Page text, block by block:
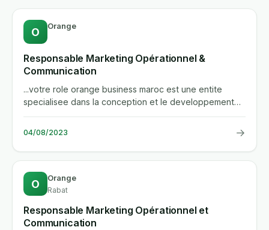
O Orange
Responsable Marketing Opérationnel &
Communication
...votre role orange business maroc est une entite
specialisee dans la conception et le developpement
de services...
04/08/2023 →
O Orange
Rabat
Responsable Marketing Opérationnel et
Communication